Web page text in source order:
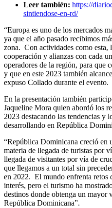
Leer también: https://
sintiendose-en-rd/
“Europa es uno de los mercados
ya que el año pasado recibimos
zona. Con actividades como esta,
cooperación y alianzas con cada
operadores de la región, para que
y que en este 2023 también
expuso Collado durante el evento.
En la presentación también
Jaqueline Mora quien abordó los
2023 destacando las tendencias y
desarrollando en República
“República Dominicana creció en
materia de llegada de turistas por
llegada de visitantes por vía de
que llegamos a un total sin
en 2022. El mundo enfrenta retos
interés, pero el turismo ha
destinos donde obtenga un mayor
República Dominicana”.